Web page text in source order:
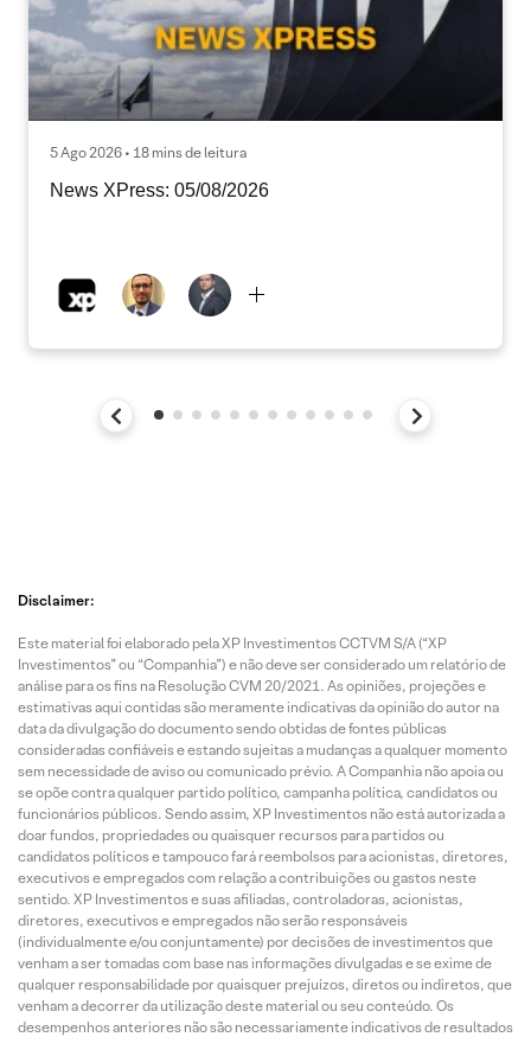
5 Ago 2026 • 18 mins de leitura
News XPress: 05/08/2026
Disclaimer:
Este material foi elaborado pela XP Investimentos CCTVM S/A (“XP
Investimentos” ou “Companhia”) e não deve ser considerado um relatório de
análise para os fins na Resolução CVM 20/2021. As opiniões, projeções e
estimativas aqui contidas são meramente indicativas da opinião do autor na
data da divulgação do documento sendo obtidas de fontes públicas
consideradas confiáveis e estando sujeitas a mudanças a qualquer momento
sem necessidade de aviso ou comunicado prévio. A Companhia não apoia ou
se opõe contra qualquer partido político, campanha política, candidatos ou
funcionários públicos. Sendo assim, XP Investimentos não está autorizada a
doar fundos, propriedades ou quaisquer recursos para partidos ou
candidatos políticos e tampouco fará reembolsos para acionistas, diretores,
executivos e empregados com relação a contribuições ou gastos neste
sentido. XP Investimentos e suas afiliadas, controladoras, acionistas,
diretores, executivos e empregados não serão responsáveis
(individualmente e/ou conjuntamente) por decisões de investimentos que
venham a ser tomadas com base nas informações divulgadas e se exime de
qualquer responsabilidade por quaisquer prejuízos, diretos ou indiretos, que
venham a decorrer da utilização deste material ou seu conteúdo. Os
desempenhos anteriores não são necessariamente indicativos de resultados